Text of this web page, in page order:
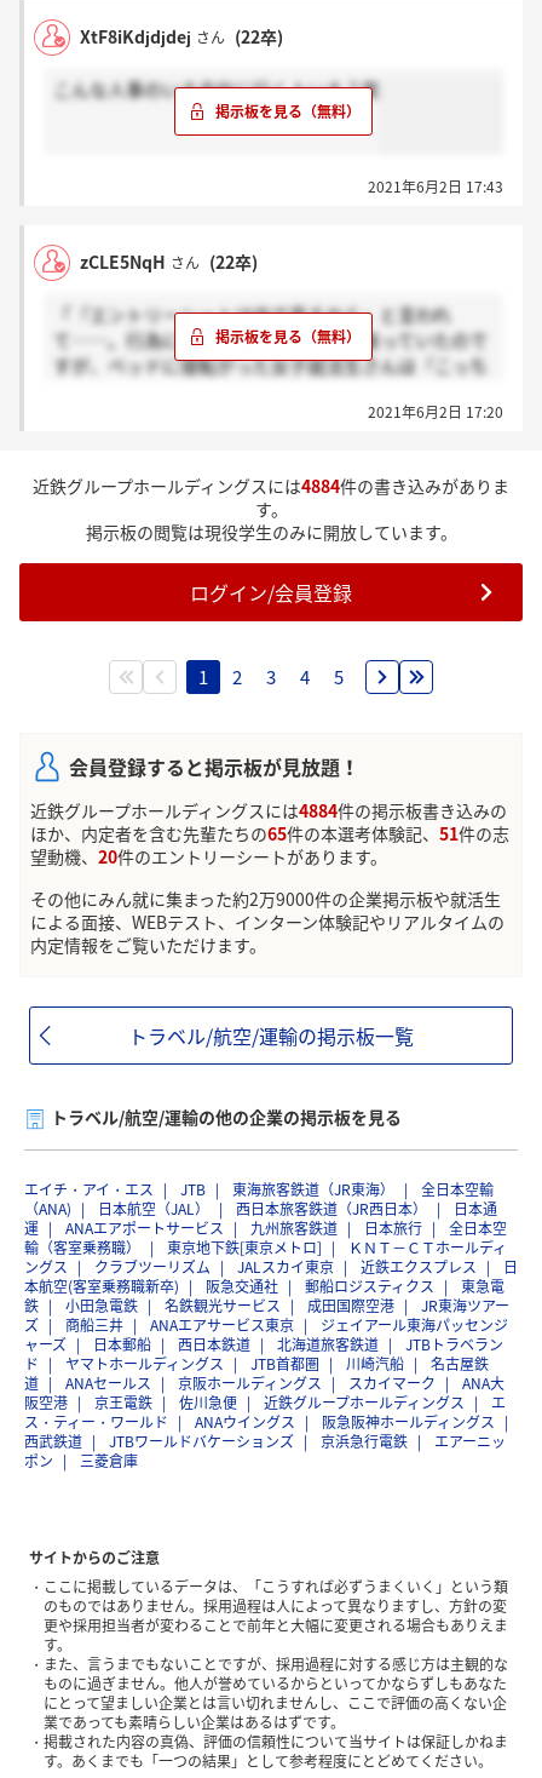
XtF8iKdjdjdej さん (22卒)
こんな人事のいる会社に行く人いる？笑
2021年6月2日 17:43
zCLE5NqH さん (22卒)
「『エントリーシートは中で見るから』と言われ
て……。行為に及ばないようソファに座っていたので
すが、ベッドに寝転がった女子就活生さんは『こっち
が出ると思った私は断れず、肉体関係を持ってしまい
2021年6月2日 17:20
近鉄グループホールディングスには4884件の書き込みがありま
す。
掲示板の閲覧は現役学生のみに開放しています。
ログイン/会員登録
1 2 3 4 5
会員登録すると掲示板が見放題！
近鉄グループホールディングスには4884件の掲示板書き込みの
ほか、内定者を含む先輩たちの65件の本選考体験記、 51件の志
望動機、 20件のエントリーシートがあります。
その他にみん就に集まった約2万9000件の企業掲示板や就活生
による面接、WEBテスト、インターン体験記やリアルタイムの
内定情報をご覧いただけます。
トラベル/航空/運輸の掲示板一覧
トラベル/航空/運輸の他の企業の掲示板を見る
エイチ・アイ・エス JTB 東海旅客鉄道（JR東海）
全日本空輸
（ANA)
日本航空（JAL） 西日本旅客鉄道（JR西日本）
日本通
運
ANAエアポートサービス 九州旅客鉄道 日本旅行
全日本空
輸（客室乗務職）
東京地下鉄[東京メトロ]
ＫＮＴ－ＣＴホールディ
ングス
クラブツーリズム JALスカイ東京 近鉄エクスプレス
日
本航空(客室乗務職新卒)
阪急交通社 郵船ロジスティクス
東急電
鉄
小田急電鉄 名鉄観光サービス 成田国際空港
JR東海ツアー
ズ
商船三井 ANAエアサービス東京
ジェイアール東海パッセンジ
ャーズ
日本郵船 西日本鉄道 北海道旅客鉄道
JTBトラベラン
ド
ヤマトホールディングス JTB首都圏 川崎汽船
名古屋鉄
道
ANAセールス 京阪ホールディングス スカイマーク
ANA大
阪空港
京王電鉄 佐川急便 近鉄グループホールディングス
エ
ス・ティー・ワールド
ANAウイングス
阪急阪神ホールディングス
西武鉄道
JTBワールドバケーションズ 京浜急行電鉄
エアーニッ
ポン
三菱倉庫
サイトからのご注意
ここに掲載しているデータは、「こうすれば必ずうまくいく」という類
のものではありません。採用過程は人によって異なりますし、方針の変
更や採用担当者が変わることで前年と大幅に変更される場合もありえま
す。
また、言うまでもないことですが、採用過程に対する感じ方は主観的な
ものに過ぎません。他人が誉めているからといってかならずしもあなた
にとって望ましい企業とは言い切れませんし、ここで評価の高くない企
業であっても素晴らしい企業はあるはずです。
掲載された内容の真偽、評価の信頼性について当サイトは保証しかねま
す。あくまでも「一つの結果」として参考程度にとどめてください。